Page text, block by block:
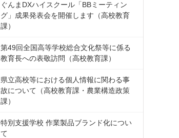
ぐんまDXハイスクール「BBミーティン
グ」成果発表会を開催します（高校教育
課）
第49回全国高等学校総合文化祭等に係る
教育長への表敬訪問（高校教育課）
県立高校等における個人情報に関わる事
故について（高校教育課・農業構造政策
課）
特別支援学校 作業製品ブランド化につい
て